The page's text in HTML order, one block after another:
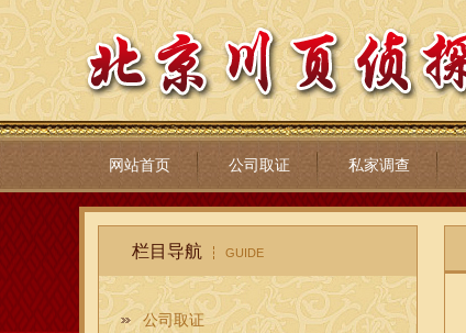
网站首页 公司取证 私家调查
栏目导航 GUIDE
公司取证